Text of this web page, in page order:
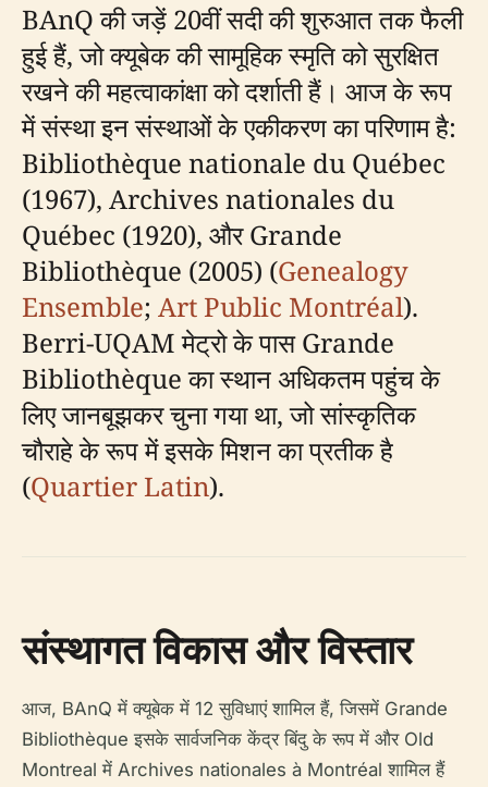
BAnQ की जड़ें 20वीं सदी की शुरुआत तक फैली
हुई हैं, जो क्यूबेक की सामूहिक स्मृति को सुरक्षित
रखने की महत्वाकांक्षा को दर्शाती हैं। आज के रूप
में संस्था इन संस्थाओं के एकीकरण का परिणाम है:
Bibliothèque nationale du Québec
(1967), Archives nationales du
Québec (1920), और Grande
Bibliothèque (2005) (Genealogy
Ensemble; Art Public Montréal).
Berri-UQAM मेट्रो के पास Grande
Bibliothèque का स्थान अधिकतम पहुंच के
लिए जानबूझकर चुना गया था, जो सांस्कृतिक
चौराहे के रूप में इसके मिशन का प्रतीक है
(Quartier Latin).
संस्थागत विकास और विस्तार
आज, BAnQ में क्यूबेक में 12 सुविधाएं शामिल हैं, जिसमें Grande
Bibliothèque इसके सार्वजनिक केंद्र बिंदु के रूप में और Old
Montreal में Archives nationales à Montréal शामिल हैं